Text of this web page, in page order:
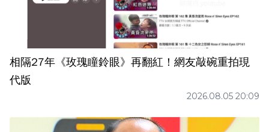
相隔27年《玫瑰瞳鈴眼》再翻紅！網友敲碗重拍現
代版
2026.08.05 20:09